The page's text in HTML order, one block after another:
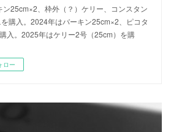
ン25cm×2、枠外（？）ケリー、コンスタン
を購入。2024年はバーキン25cm×2、ピコタ
入。2025年はケリー2号（25cm）を購
ロー